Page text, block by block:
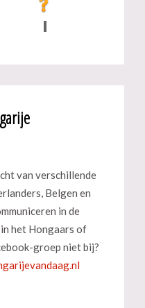
van verschillende
Belgen en
in de
het Hongaars of
groep niet bij?